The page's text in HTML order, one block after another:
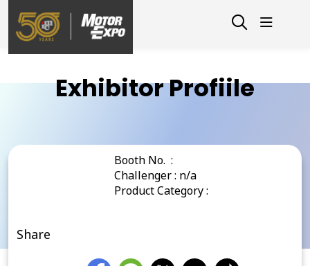
Exhibitor Profiile
Booth No. :
Challenger : n/a
Product Category :
Share